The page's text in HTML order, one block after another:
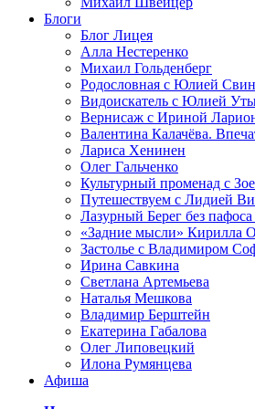
Блоги
Блог Лицея
Алла Нестеренко
Михаил Гольденберг
Родословная с Юлией
Видоискатель с Юлией
Вернисаж с Ириной
Валентина Калачёва.
Лариса Хенинен
Олег Гальченко
Культурный променад с
Путешествуем с Лидией
Лазурный Берег без
«Задние мысли» Кирилла
Застолье с Владимиром
Ирина Савкина
Светлана Артемьева
Наталья Мешкова
Владимир Берштейн
Екатерина Габалова
Олег Липовецкий
Илона Румянцева
Афиша